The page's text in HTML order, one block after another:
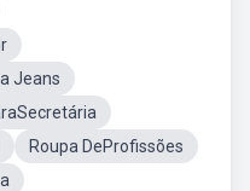
Jeans
Roupa DeProfissões